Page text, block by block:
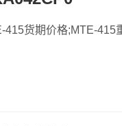
货期价格;MTE-